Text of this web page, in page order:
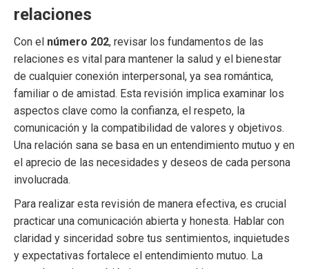
relaciones
Con el número 202, revisar los fundamentos de las
relaciones es vital para mantener la salud y el bienestar
de cualquier conexión interpersonal, ya sea romántica,
familiar o de amistad. Esta revisión implica examinar los
aspectos clave como la confianza, el respeto, la
comunicación y la compatibilidad de valores y objetivos.
Una relación sana se basa en un entendimiento mutuo y en
el aprecio de las necesidades y deseos de cada persona
involucrada.
Para realizar esta revisión de manera efectiva, es crucial
practicar una comunicación abierta y honesta. Hablar con
claridad y sinceridad sobre tus sentimientos, inquietudes
y expectativas fortalece el entendimiento mutuo. La